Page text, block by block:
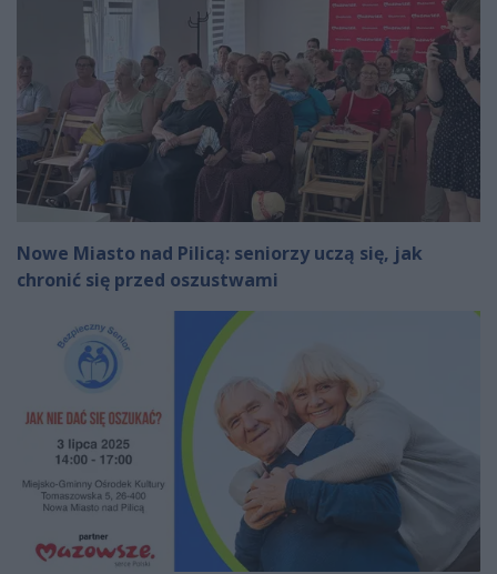
Nowe Miasto nad Pilicą: seniorzy uczą się, jak
chronić się przed oszustwami